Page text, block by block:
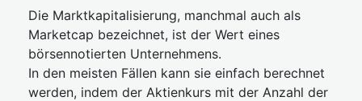
Die Marktkapitalisierung, manchmal auch als
Marketcap bezeichnet, ist der Wert eines
börsennotierten Unternehmens.
In den meisten Fällen kann sie einfach berechnet
werden, indem der Aktienkurs mit der Anzahl der